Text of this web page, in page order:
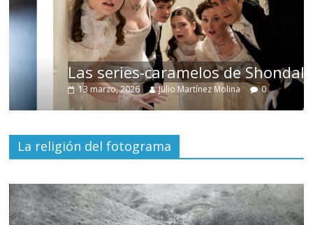
Las series-caramelos de Shondaland
13 marzo, 2026 Julio Martínez Molina 0
La religión del fotograma